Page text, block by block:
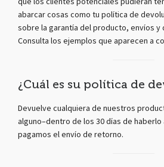
abarcar cosas como tu política de
sobre la garantía del producto, envíos y
Consulta los ejemplos que aparecen a
¿Cuál es su política de
Devuelve cualquiera de nuestros
alguno–dentro de los 30 días de haberlo
pagamos el envío de retorno.